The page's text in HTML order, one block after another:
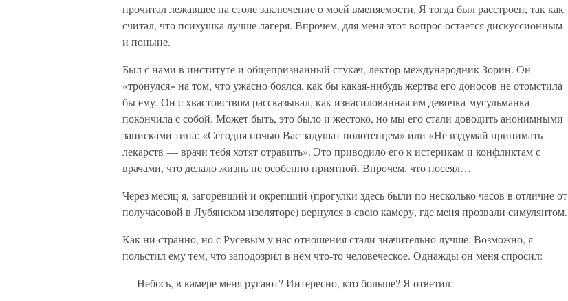
прочитал лежавшее на столе заключение о моей вменяемости. Я тогда был расстроен, так как
считал, что психушка лучше лагеря. Впрочем, для меня этот вопрос остается дискуссионным
и поныне.
Был с нами в институте и общепризнанный стукач, лектор-международник Зорин. Он
«тронулся» на том, что ужасно боялся, как бы какая-нибудь жертва его доносов не отомстила
бы ему. Он с хвастовством рассказывал, как изнасилованная им девочка-мусульманка
покончила с собой. Может быть, это было и жестоко, но мы его стали доводить анонимными
записками типа: «Сегодня ночью Вас задушат полотенцем» или «Не вздумай принимать
лекарств — врачи тебя хотят отравить». Это приводило его к истерикам и конфликтам с
врачами, что делало жизнь не особенно приятной. Впрочем, что посеял…
Через месяц я, загоревший и окрепший (прогулки здесь были по несколько часов в отличие от
получасовой в Лубянском изоляторе) вернулся в свою камеру, где меня прозвали симулянтом.
Как ни странно, но с Русевым у нас отношения стали значительно лучше. Возможно, я
польстил ему тем, что заподозрил в нем что-то человеческое. Однажды он меня спросил:
— Небось, в камере меня ругают? Интересно, кто больше? Я ответил: